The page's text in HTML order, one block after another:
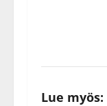
Lue myös: